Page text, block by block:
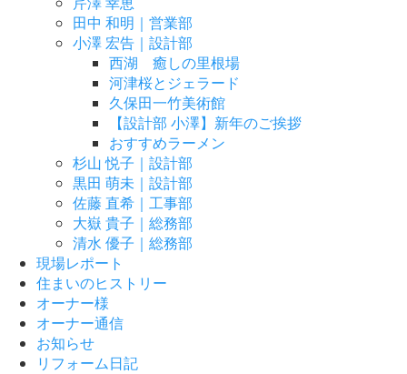
田中 和明｜営業部
小澤 宏告｜設計部
西湖 癒しの里根場
河津桜とジェラード
久保田一竹美術館
【設計部 小澤】新年のご挨拶
おすすめラーメン
杉山 悦子｜設計部
黒田 萌未｜設計部
佐藤 直希｜工事部
大嶽 貴子｜総務部
清水 優子｜総務部
現場レポート
住まいのヒストリー
オーナー様
オーナー通信
お知らせ
リフォーム日記